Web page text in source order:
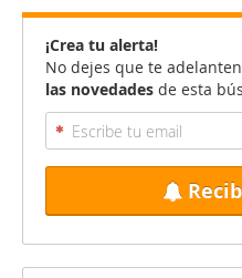
¡Crea tu alerta!
No dejes que te
las novedades de esta